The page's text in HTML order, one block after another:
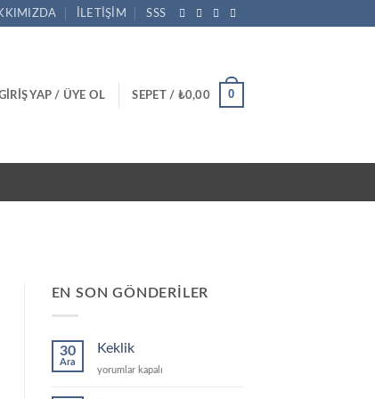
İLETIŞIM SSS
YAP / ÜYE OL SEPET / ₺0,00 0
EN SON GÖNDERILER
30
Ara
Keklik
Keklik
yorumlar kapalı